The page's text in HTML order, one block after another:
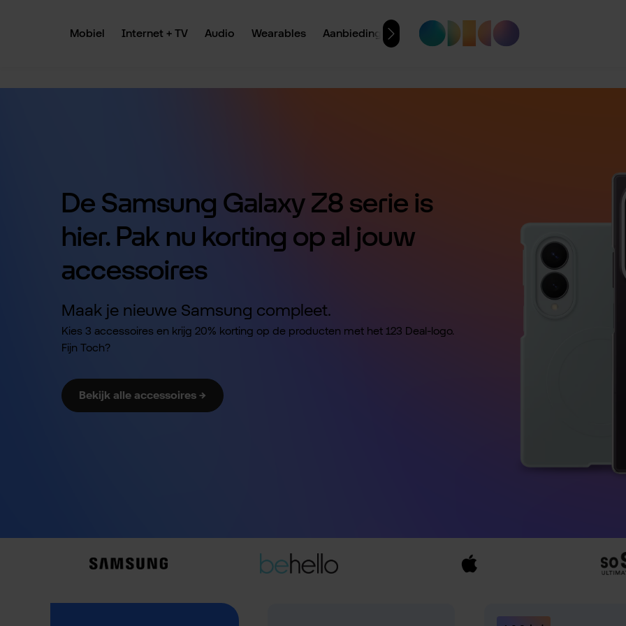
Mobiel
Internet + TV Audio Wearables Aanbiedingen
De Samsung Galaxy Z8 serie is
hier. Pak nu korting op al jouw
accessoires
Maak je nieuwe Samsung compleet.
Kies 3 accessoires en krijg 20% korting op de producten met het 123 Deal-logo.
Fijn Toch?
Bekijk alle accessoires →